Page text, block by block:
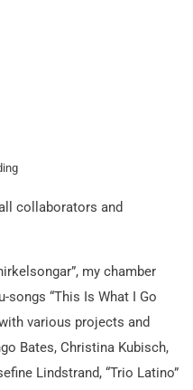
collaborators and
my chamber
songs “This Is What I Go
various projects and
Bates, Christina Kubisch,
Lindstrand, “Trio Latino”